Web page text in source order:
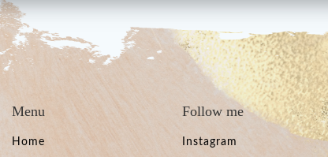
Menu
Home
Follow me
Instagram